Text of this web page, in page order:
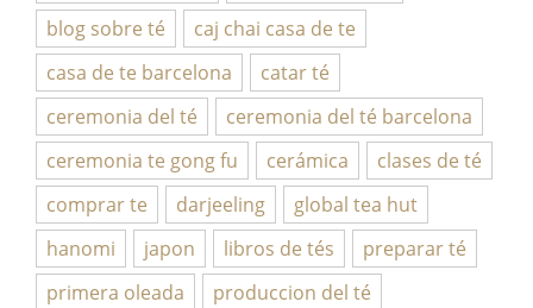
blog sobre té
caj chai casa de te
casa de te barcelona
catar té
ceremonia del té
ceremonia del té barcelona
ceremonia te gong fu
cerámica
clases de té
comprar te
darjeeling
global tea hut
hanomi
japon libros de tés
preparar té
primera oleada
produccion del té